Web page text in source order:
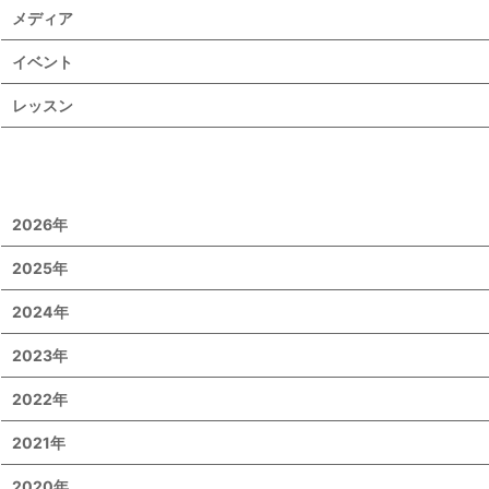
メディア
イベント
レッスン
2026年
2025年
2024年
2023年
2022年
2021年